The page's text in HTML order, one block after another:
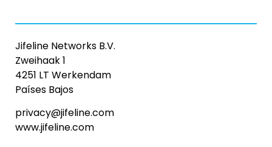
Jifeline Networks B.V.
Zweihaak 1
4251 LT Werkendam
Países Bajos
privacy@jifeline.com
www.jifeline.com